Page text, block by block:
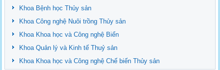
Khoa Bệnh học Thủy sản
Khoa Công nghệ Nuôi trồng Thủy sản
Khoa Khoa học và Công nghệ Biển
Khoa Quản lý và Kinh tế Thuỷ sản
Khoa Khoa học và Công nghệ Chế biến Thủy sản